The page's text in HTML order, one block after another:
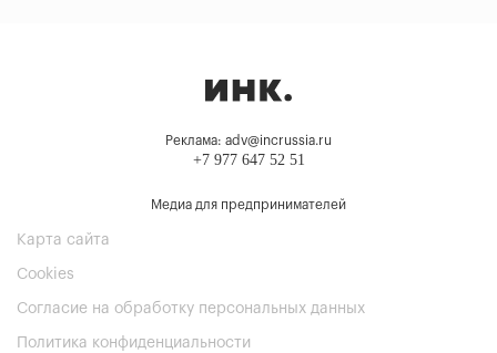
Реклама: adv@incrussia.ru
+7 977 647 52 51
Медиа для предпринимателей
Карта сайта
Cookies
Согласие на обработку персональных данных
Политика конфиденциальности